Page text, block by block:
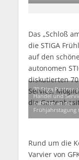
Das „Schloß
die STIGA
auf den
autonomen
diskutierten
Service,
die
70 Stiga Partner
Handel und
nahmen an der
Frühjahrstagung
Rund um die
Varvier von